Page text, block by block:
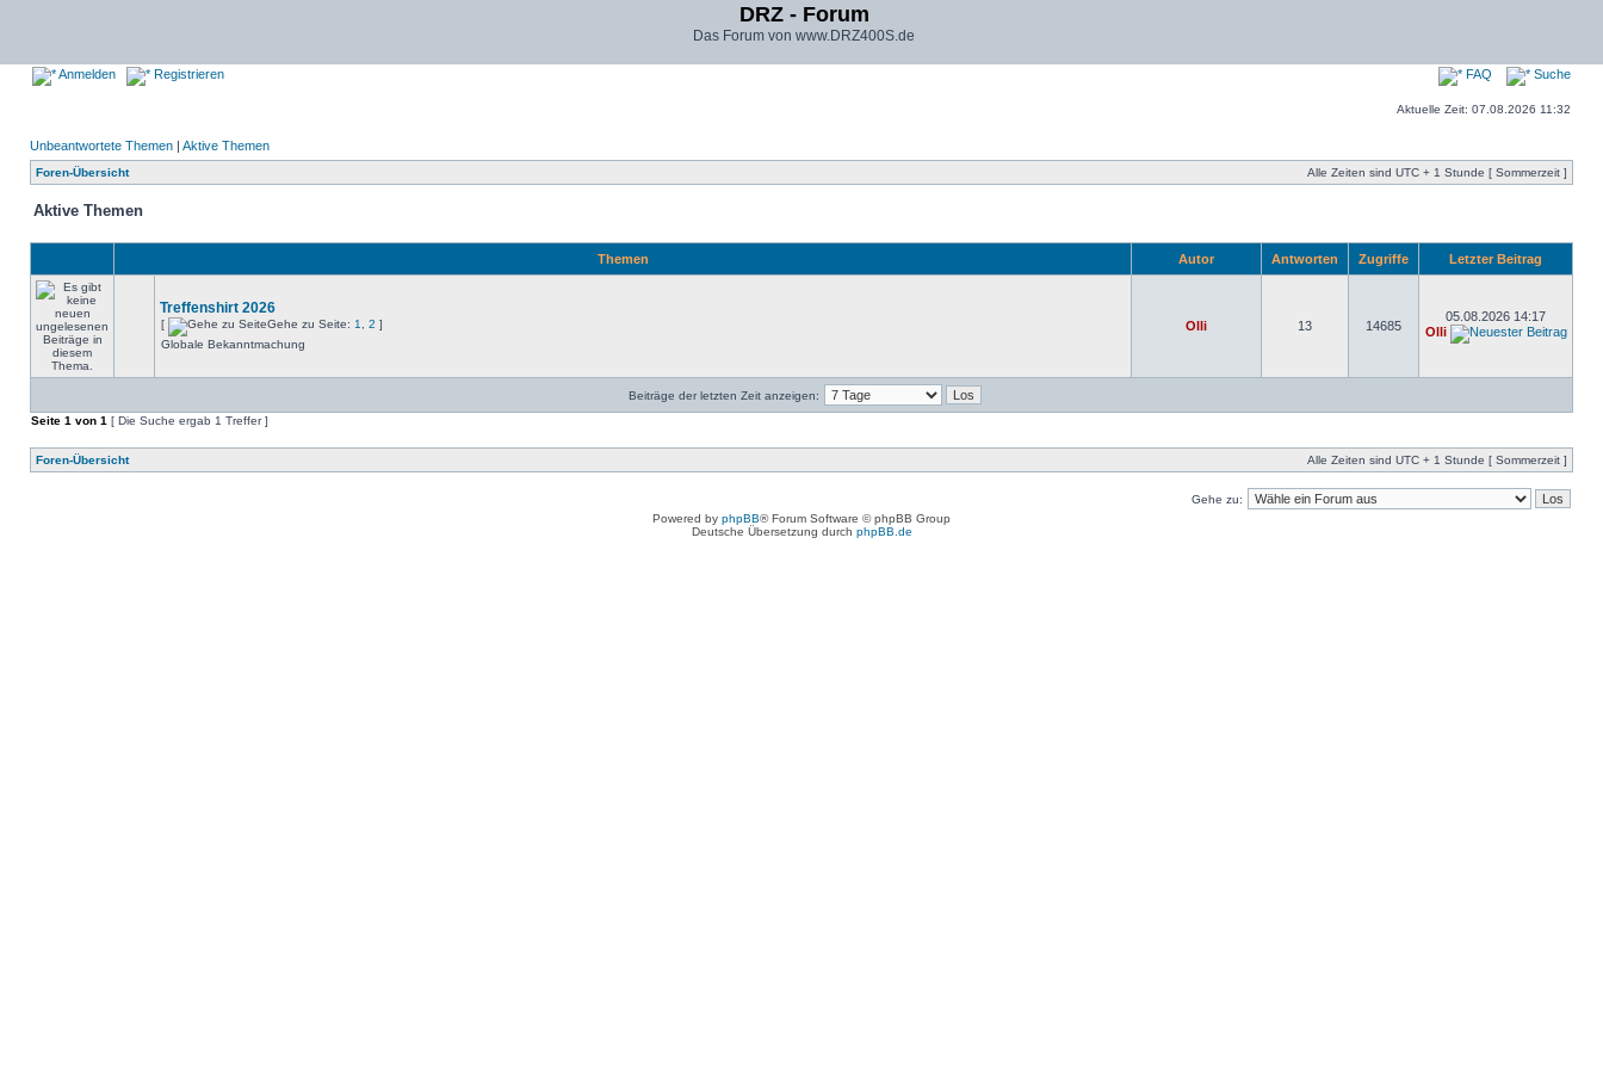
DRZ - Forum
Das Forum von www.DRZ400S.de
Anmelden Registrieren FAQ Suche
Aktuelle Zeit: 07.08.2026 11:32
Unbeantwortete Themen | Aktive Themen
Foren-Übersicht Alle Zeiten sind UTC + 1 Stunde [ Sommerzeit ]
Aktive Themen
Themen Autor Antworten Zugriffe Letzter Beitrag
Treffenshirt 2026
[ Gehe zu Seite: 1 2 ]
Globale Bekanntmachung
Olli 13 14685
05.08.2026 14:17
Olli
Beiträge der letzten Zeit anzeigen:
Seite 1 von 1 [ Die Suche ergab 1 Treffer ]
Foren-Übersicht Alle Zeiten sind UTC + 1 Stunde [ Sommerzeit ]
Gehe zu:
Powered by phpBB® Forum Software © phpBB Group
Deutsche Übersetzung durch phpBB.de